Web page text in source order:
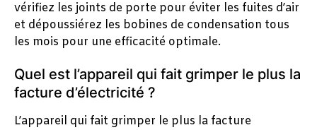
vérifiez les joints de porte pour éviter les fuites d’air
et dépoussiérez les bobines de condensation tous
les mois pour une efficacité optimale.
Quel est l’appareil qui fait grimper le plus la
facture d’électricité ?
L’appareil qui fait grimper le plus la facture